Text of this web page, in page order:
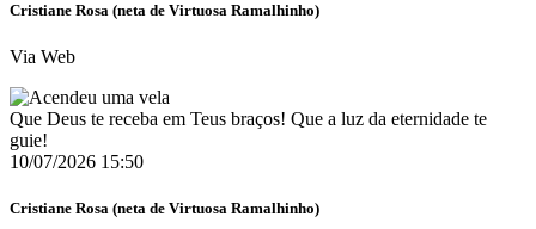
Cristiane Rosa (neta de Virtuosa Ramalhinho)
Via Web
Que Deus te receba em Teus braços! Que a luz da eternidade te
guie!
10/07/2026 15:50
Cristiane Rosa (neta de Virtuosa Ramalhinho)